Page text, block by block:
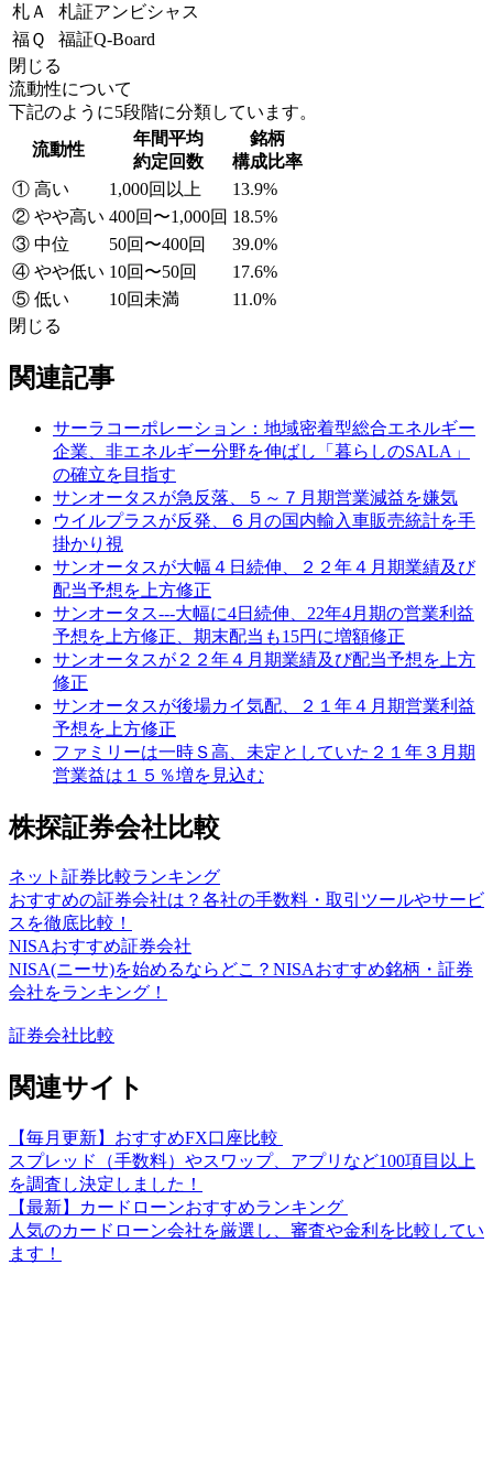
札Ａ
札証アンビシャス
福Ｑ
福証Q-Board
閉じる
流動性について
下記のように5段階に分類しています。
流動性
年間平均
約定回数
銘柄
構成比率
① 高い
1,000回以上
13.9%
② やや高い 400回〜1,000回 18.5%
③ 中位
50回〜400回
39.0%
④ やや低い 10回〜50回
17.6%
⑤ 低い
10回未満
11.0%
閉じる
関連記事
サーラコーポレーション：地域密着型総合エネルギー
企業、非エネルギー分野を伸ばし「暮らしのSALA」
の確立を目指す
サンオータスが急反落、５～７月期営業減益を嫌気
ウイルプラスが反発、６月の国内輸入車販売統計を手
掛かり視
サンオータスが大幅４日続伸、２２年４月期業績及び
配当予想を上方修正
サンオータス---大幅に4日続伸、22年4月期の営業利益
予想を上方修正、期末配当も15円に増額修正
サンオータスが２２年４月期業績及び配当予想を上方
修正
サンオータスが後場カイ気配、２１年４月期営業利益
予想を上方修正
ファミリーは一時Ｓ高、未定としていた２１年３月期
営業益は１５％増を見込む
株探証券会社比較
ネット証券比較ランキング
おすすめの証券会社は？各社の手数料・取引ツールやサービ
スを徹底比較！
NISAおすすめ証券会社
NISA(ニーサ)を始めるならどこ？NISAおすすめ銘柄・証券
会社をランキング！
証券会社比較
関連サイト
【毎月更新】おすすめFX口座比較
スプレッド（手数料）やスワップ、アプリなど100項目以上
を調査し決定しました！
【最新】カードローンおすすめランキング
人気のカードローン会社を厳選し、審査や金利を比較してい
ます！